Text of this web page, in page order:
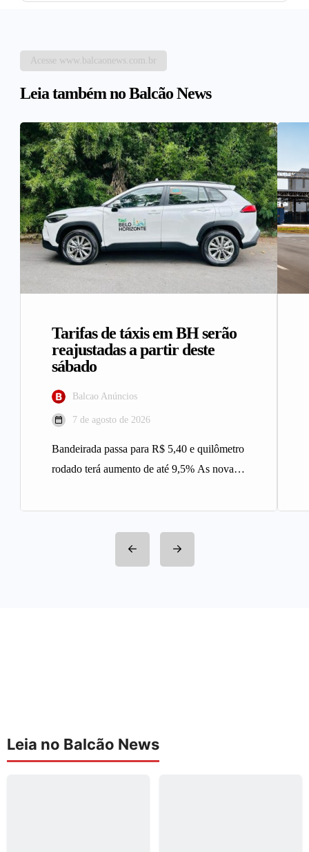
Acesse www.balcaonews.com.br
Leia também no Balcão News
Tarifas de táxis em BH serão
reajustadas a partir deste
sábado
Balcao Anúncios
7 de agosto de 2026
Bandeirada passa para R$ 5,40 e quilômetro
rodado terá aumento de até 9,5% As novas
Leia no Balcão News